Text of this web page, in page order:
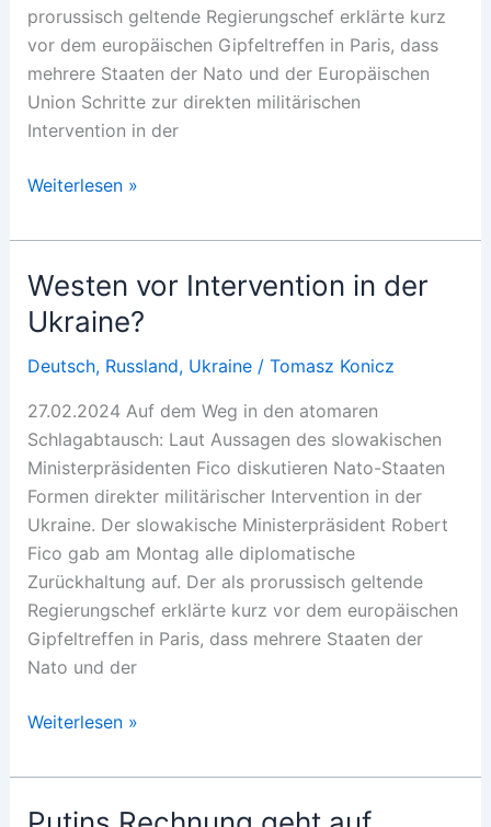
prorussisch geltende Regierungschef erklärte kurz
vor dem europäischen Gipfeltreffen in Paris, dass
mehrere Staaten der Nato und der Europäischen
Union Schritte zur direkten militärischen
Intervention in der
Natotruppen
die
(Update)
Weiterlesen »
Westen vor Intervention in der
Ukraine?
Deutsch, Russland, Ukraine/ Tomasz Konicz
27.02.2024 Auf dem Weg in den atomaren
Schlagabtausch: Laut Aussagen des slowakischen
Ministerpräsidenten Fico diskutieren Nato-Staaten
Formen direkter militärischer Intervention in der
Ukraine. Der slowakische Ministerpräsident Robert
Fico gab am Montag alle diplomatische
Zurückhaltung auf. Der als prorussisch geltende
Regierungschef erklärte kurz vor dem europäischen
Gipfeltreffen in Paris, dass mehrere Staaten der
Nato und der
Westen
Intervention
Weiterlesen »